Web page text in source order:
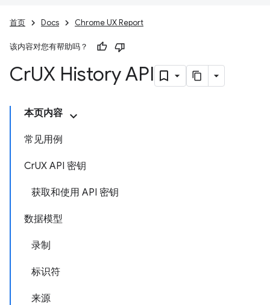
首页 Docs Chrome UX Report
该内容对您有帮助吗？
CrUX History API
本页内容
常见用例
CrUX API 密钥
获取和使用 API 密钥
数据模型
录制
标识符
来源